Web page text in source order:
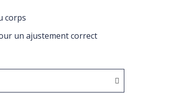
corps
un ajustement correct